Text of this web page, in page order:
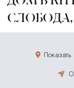
СЛОБОДА,
Показать